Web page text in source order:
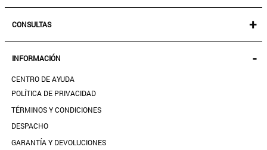
MUJER
ACCESORIOS
CALZADO
SALE
CONSULTAS +
SEGUIR MI PEDIDO
DESCARGA TU BOLETA AQUÍ
MIS FAVORITOS
GUÍA DE TALLAS
CONTACTANOS
TIENDAS
INFORMACIÓN -
CENTRO DE AYUDA
POLÍTICA DE PRIVACIDAD
TÉRMINOS Y CONDICIONES
DESPACHO
GARANTÍA Y DEVOLUCIONES